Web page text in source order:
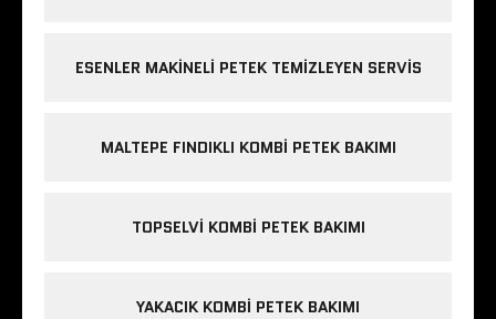
ESENLER MAKINELI PETEK TEMIZLEYEN SERVIS
MALTEPE FINDIKLI KOMBI PETEK BAKIMI
TOPSELVI KOMBI PETEK BAKIMI
YAKACIK KOMBI PETEK BAKIMI